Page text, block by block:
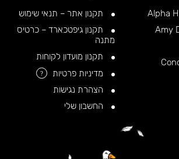
תקנון אתר – תנאי שימוש
תקנון גיפטכארד – כרטיס
מתנה
תקנון מועדון לקוחות
מדיניות פרטיות
?
הצהרת נגישות
החשבון שלי